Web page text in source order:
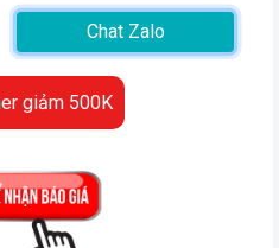
Chat Zalo
giảm 500K